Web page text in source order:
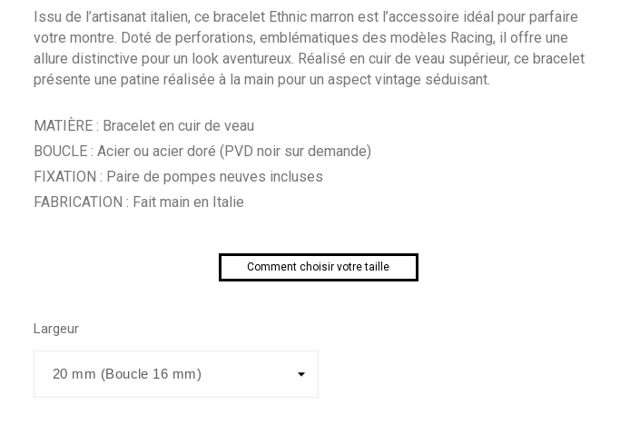
Issu de l’artisanat italien, ce bracelet Ethnic marron est l’accessoire idéal pour parfaire
votre montre. Doté de perforations, emblématiques des modèles Racing, il offre une
allure distinctive pour un look aventureux. Réalisé en cuir de veau supérieur, ce bracelet
présente une patine réalisée à la main pour un aspect vintage séduisant.
MATIÈRE : Bracelet en cuir de veau
BOUCLE : Acier ou acier doré (PVD noir sur demande)
FIXATION : Paire de pompes neuves incluses
FABRICATION : Fait main en Italie
Comment choisir votre taille
Largeur